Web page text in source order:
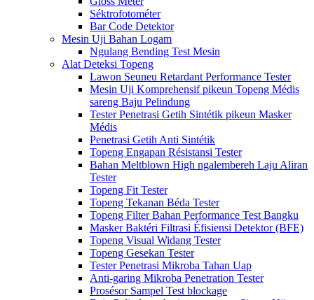
Séktrofotométer
Bar Code Detektor
Mesin Uji Bahan Logam
Ngulang Bending Test Mesin
Alat Deteksi Topeng
Lawon Seuneu Retardant Performance Tester
Mesin Uji Komprehensif pikeun Topeng Médis
sareng Baju Pelindung
Tester Penetrasi Getih Sintétik pikeun Masker
Médis
Penetrasi Getih Anti Sintétik
Topeng Engapan Résistansi Tester
Bahan Meltblown High ngalembereh Laju Aliran
Tester
Topeng Fit Tester
Topeng Tekanan Béda Tester
Topeng Filter Bahan Performance Test Bangku
Masker Baktéri Filtrasi Éfisiensi Detektor (BFE)
Topeng Visual Widang Tester
Topeng Gesekan Tester
Tester Penetrasi Mikroba Tahan Uap
Anti-garing Mikroba Penetration Tester
Prosésor Sampel Test blockage